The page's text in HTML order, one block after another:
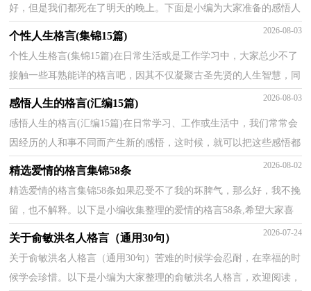
好，但是我们都死在了明天的晚上。下面是小编为大家准备的感悟人
生的格言87句,欢迎阅读，希望大家能够喜欢。1、将一...
个性人生格言(集锦15篇) 2026-08-03
个性人生格言(集锦15篇)在日常生活或是工作学习中，大家总少不了
接触一些耳熟能详的格言吧，因其不仅凝聚古圣先贤的人生智慧，同
时也具备简练生动的表达方式。从句法结构角度说，格...
感悟人生的格言(汇编15篇) 2026-08-03
感悟人生的格言(汇编15篇)在日常学习、工作或生活中，我们常常会
因经历的人和事不同而产生新的感悟，这时候，就可以把这些感悟都
记录下来，让自己铭记于心。不过，你知道怎样记录感悟...
精选爱情的格言集锦58条 2026-08-02
精选爱情的格言集锦58条如果忍受不了我的坏脾气，那么好，我不挽
留，也不解释。以下是小编收集整理的爱情的格言58条,希望大家喜
欢。1、我发现，现在越来越跟不上你的脚步，纵使很努力...
关于俞敏洪名人格言（通用30句） 2026-07-24
关于俞敏洪名人格言（通用30句）苦难的时候学会忍耐，在幸福的时
候学会珍惜。以下是小编为大家整理的俞敏洪名人格言，欢迎阅读，